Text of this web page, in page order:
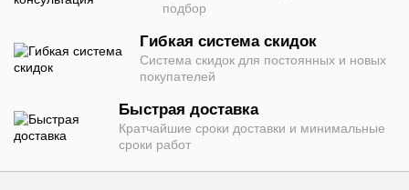
подбор
Гибкая система скидок
Система скидок для постоянных и новых
покупателей
Быстрая доставка
Кратчайшие сроки доставки и минимальные
сроки работ